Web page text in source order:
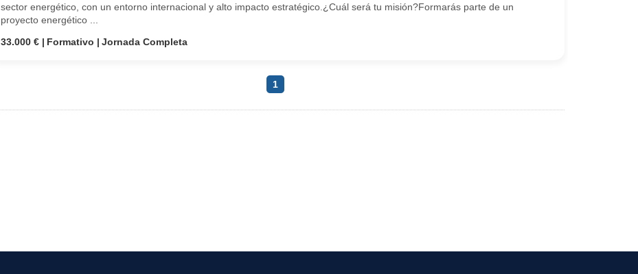
sector energético, con un entorno internacional y alto impacto estratégico.¿Cuál será tu misión?Formarás parte de un
proyecto energético ...
33.000 €
Formativo Jornada Completa
1